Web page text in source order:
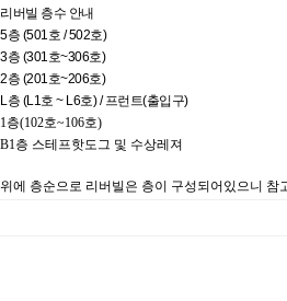
리버빌 층수 안내
5층 (501호 / 502호)
3층 (301호~306호)
2층 (201호~206호)
L층 (L1호 ~ L6호) / 프런트(출입구)
1층(102호~106호)
B1층 스테프핫도그 및 수상레져
위에 층순으로 리버빌은 층이 구성되어있으니 참